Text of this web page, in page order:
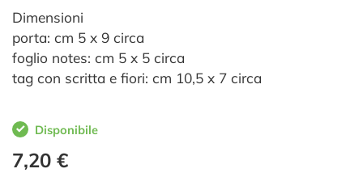
Dimensioni
porta: cm 5 x 9 circa
foglio notes: cm 5 x 5 circa
tag con scritta e fiori: cm 10,5 x 7 circa
Disponibile
7,20 €